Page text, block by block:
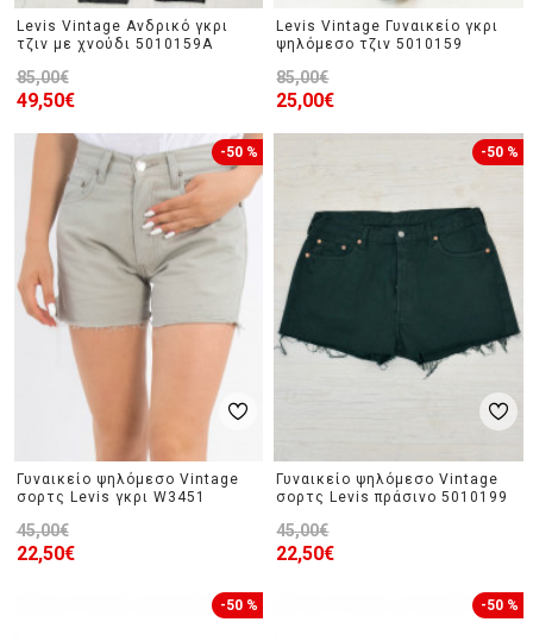
Levis Vintage Ανδρικό γκρι
τζιν με χνούδι 5010159A
49,50€
85,00€
Levis Vintage Γυναικείο γκρι
ψηλόμεσο τζιν 5010159
25,00€
85,00€
-50 %
Γυναικείο ψηλόμεσο Vintage
σορτς Levis γκρι W3451
22,50€
45,00€
-50 %
Γυναικείο ψηλόμεσο Vintage
σορτς Levis πράσινο 5010199
22,50€
45,00€
-50 % -50 %